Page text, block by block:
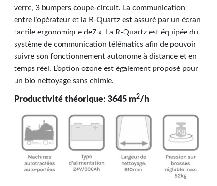
verre, 3 bumpers coupe-circuit. La communication
entre l’opérateur et la R-Quartz est assuré par un écran
tactile ergonomique de7 ». La R-Quartz est équipée du
système de communication télématics afin de pouvoir
suivre son fonctionnement autonome à distance et en
temps réel. L’option ozone est également proposé pour
un bio nettoyage sans chimie.
Productivité théorique: 3645 m2/h